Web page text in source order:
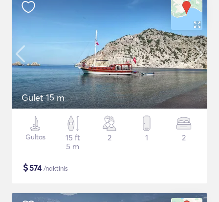
Gulet 15 m
Gultas
15 ft
5 m
2 1 2
$574/naktinis